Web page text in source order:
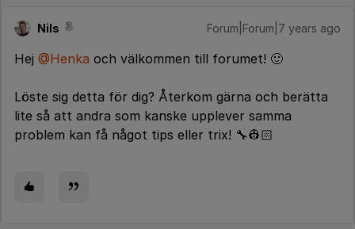
Nils Forum|Forum|7 years ago
Hej @Henka och välkommen till forumet! 🙂
Löste sig detta för dig? Återkom gärna och berätta
lite så att andra som kanske upplever samma
problem kan få något tips eller trix! 🔧👷🏻